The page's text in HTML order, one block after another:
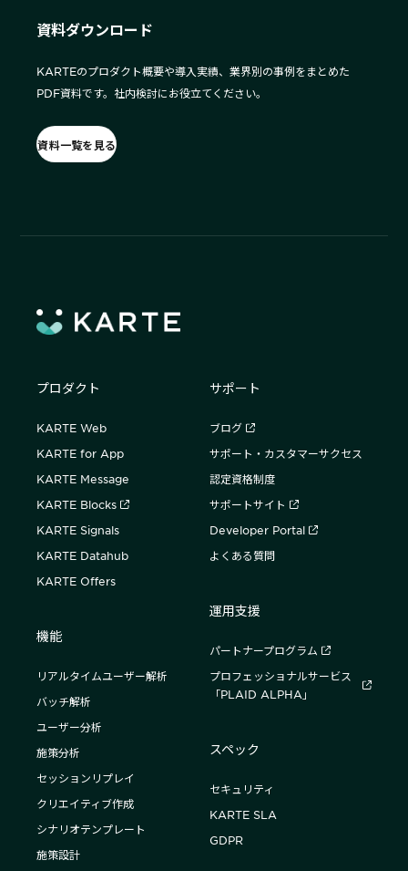
資料ダウンロード
KARTEのプロダクト概要や導入実績、業界別の事例をまとめた
PDF資料です。社内検討にお役立てください。
資料一覧を見る
プロダクト
KARTE Web
KARTE for App
KARTE Message
KARTE Blocks
KARTE Signals
KARTE Datahub
KARTE Offers
機能
リアルタイムユーザー解析
バッチ解析
ユーザー分析
施策分析
セッションリプレイ
クリエイティブ作成
シナリオテンプレート
施策設計
サポート
ブログ
サポート・カスタマーサクセス
認定資格制度
サポートサイト
Developer Portal
よくある質問
運用支援
パートナープログラム
プロフェッショナルサービス
「PLAID ALPHA」
スペック
セキュリティ
KARTE SLA
GDPR